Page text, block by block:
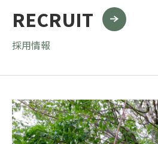
RECRUIT
採用情報